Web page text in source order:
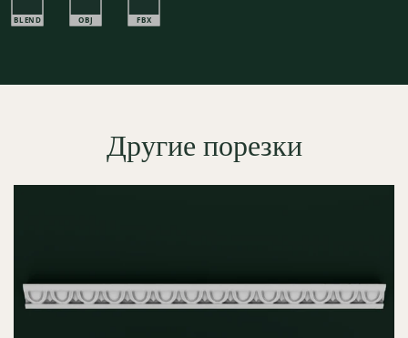
который «собирает» архитектуру интерьера:
BLEND OBJ FBX
Другие порезки